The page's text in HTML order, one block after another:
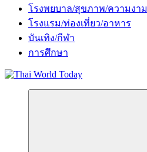
โรงพยบาล/สุขภาพ/ความงาม
โรงแรม/ท่องเที่ยว/อาหาร
บันเทิง/กีฬา
การศึกษา